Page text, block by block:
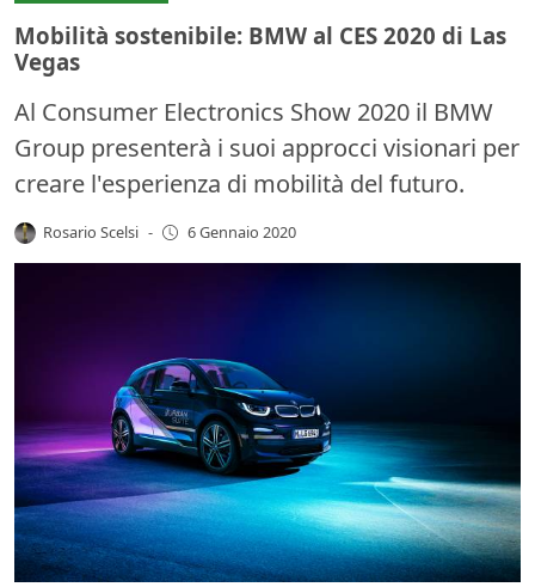
Mobilità sostenibile: BMW al CES 2020 di Las
Vegas
Al Consumer Electronics Show 2020 il BMW
Group presenterà i suoi approcci visionari per
creare l'esperienza di mobilità del futuro.
Rosario Scelsi - 6 Gennaio 2020